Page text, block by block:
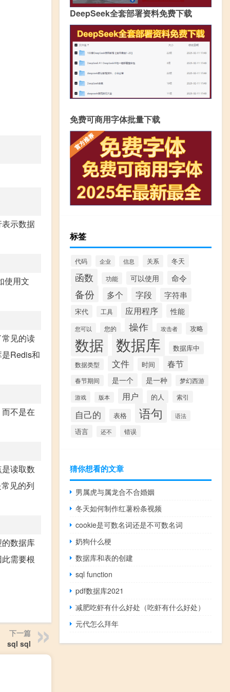
示数据
使用文
见的读
Redis和
不是在
读取数
见的列
数据库
需要根
下一篇
sql sql
DeepSeek全套部署资料免费下载
免费可商用字体批量下载
标签
代码 企业 信息 关系 冬天
函数 功能 可以使用 命令
备份 多个 字段 字符串
宋代 工具 应用程序 性能
您可以 您的 操作 攻击者 攻略
数据 数据库 数据库中
数据类型 文件 时间 春节
春节期间 是一个 是一种
梦幻西游
游戏
版本 用户 的人 索引
自己的 表格 语句 语法
语言 还不 错误
猜你想看的文章
男属虎与属龙合不合婚姻
冬天如何制作红薯粉条视频
cookie是可数名词还是不可数名词
奶狗什么梗
数据库和表的创建
sql function
pdf数据库2021
减肥吃虾有什么好处（吃虾有什么好处）
元代怎么拜年